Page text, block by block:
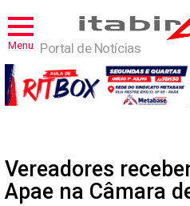
Menu Portal de Notícias
Vereadores
Apae na Câmara